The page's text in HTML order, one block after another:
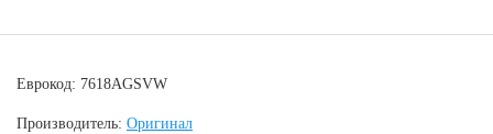
Еврокод: 7618AGSVW
Производитель: Оригинал